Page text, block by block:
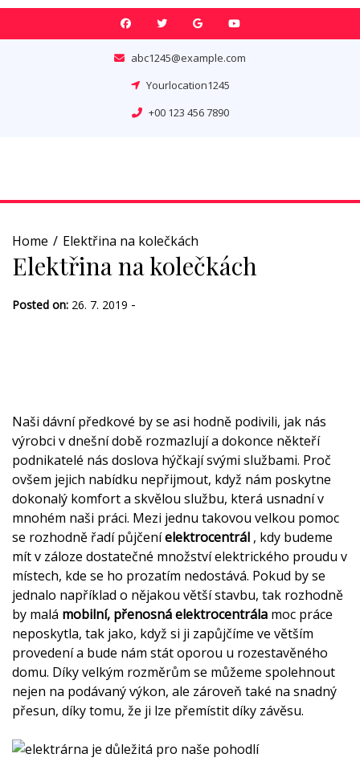
Skip
abc1245@example.com
Yourlocation1245
+00 123 456 7890
Home Elektřina na kolečkách
Elektřina na kolečkách
Posted on: 26. 7. 2019 -
Naši dávní předkové by se asi hodně podivili, jak nás
výrobci v dnešní době rozmazlují a dokonce někteří
podnikatelé nás doslova hýčkají svými službami. Proč
ovšem jejich nabídku nepřijmout, když nám poskytne
dokonalý komfort a skvělou službu, která usnadní v
mnohém naši práci. Mezi jednu takovou velkou pomoc
se rozhodně řadí půjčeníelektrocentrál , kdy budeme
mít v záloze dostatečné množství elektrického proudu v
místech, kde se ho prozatím nedostává. Pokud by se
jednalo například o nějakou větší stavbu, tak rozhodně
by malá mobilní, přenosná elektrocentrála moc práce
neposkytla, tak jako, když si ji zapůjčíme ve větším
provedení a bude nám stát oporou u rozestavěného
domu. Díky velkým rozměrům se můžeme spolehnout
nejen na podávaný výkon, ale zároveň také na snadný
přesun, díky tomu, že ji lze přemístit díky závěsu.